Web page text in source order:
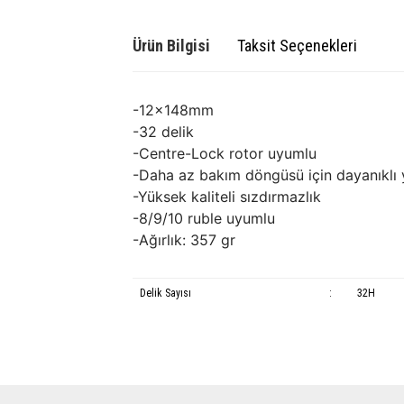
Ürün Bilgisi Taksit Seçenekleri
-12x148mm
-32 delik
-Centre-Lock rotor uyumlu
-Daha az bakım döngüsü için dayanıklı
-Yüksek kaliteli sızdırmazlık
-8/9/10 ruble uyumlu
-Ağırlık: 357 gr
Delik Sayısı : 32H